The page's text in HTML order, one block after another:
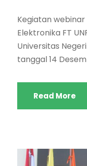
Kegiatan webinar
Elektronika FT
Universitas
tanggal 14
Read More